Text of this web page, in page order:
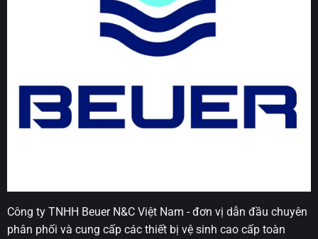
Công ty TNHH Beuer N&C Việt Nam - đơn vị dẫn đầu chuyên
phân phối và cung cấp các thiết bị vệ sinh cao cấp toàn